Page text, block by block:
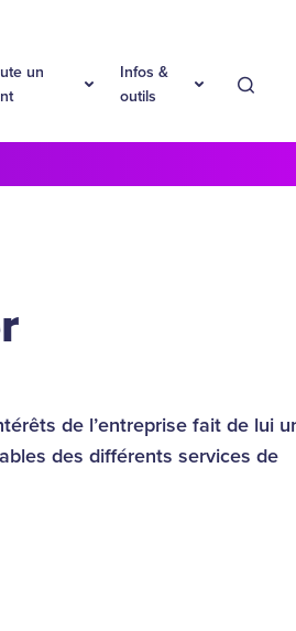
un
Infos &
outils
de l’entreprise fait de lui
des différents services de